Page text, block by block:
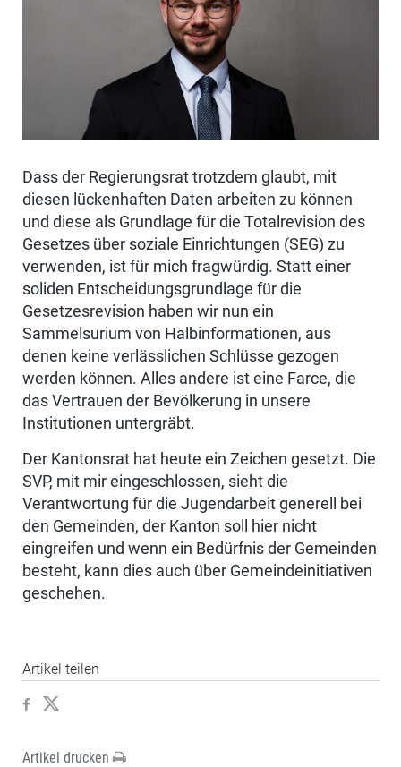
Dass der Regierungsrat trotzdem glaubt, mit
diesen lückenhaften Daten arbeiten zu können
und diese als Grundlage für die Totalrevision des
Gesetzes über soziale Einrichtungen (SEG) zu
verwenden, ist für mich fragwürdig. Statt einer
soliden Entscheidungsgrundlage für die
Gesetzesrevision haben wir nun ein
Sammelsurium von Halbinformationen, aus
denen keine verlässlichen Schlüsse gezogen
werden können. Alles andere ist eine Farce, die
das Vertrauen der Bevölkerung in unsere
Institutionen untergräbt.
Der Kantonsrat hat heute ein Zeichen gesetzt. Die
SVP, mit mir eingeschlossen, sieht die
Verantwortung für die Jugendarbeit generell bei
den Gemeinden, der Kanton soll hier nicht
eingreifen und wenn ein Bedürfnis der Gemeinden
besteht, kann dies auch über Gemeindeinitiativen
geschehen.
Artikel teilen
Artikel drucken